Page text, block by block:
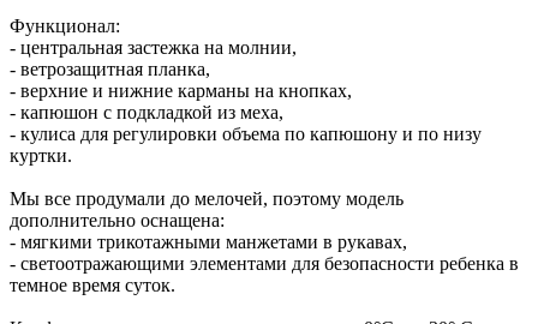
Функционал:
- центральная застежка на молнии,
- ветрозащитная планка,
- верхние и нижние карманы на кнопках,
- капюшон с подкладкой из меха,
- кулиса для регулировки объема по капюшону и по низу
куртки.
Мы все продумали до мелочей, поэтому модель
дополнительно оснащена:
- мягкими трикотажными манжетами в рукавах,
- светоотражающими элементами для безопасности ребенка в
темное время суток.